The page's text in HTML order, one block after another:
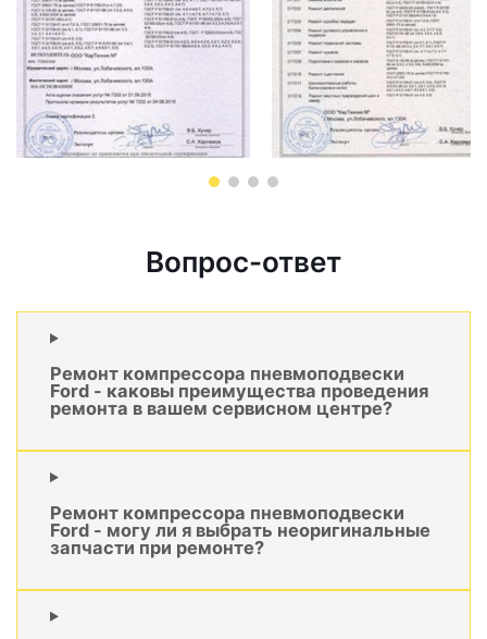
Вопрос-ответ
Ремонт компрессора пневмоподвески
Ford - каковы преимущества проведения
ремонта в вашем сервисном центре?
Ремонт компрессора пневмоподвески
Ford - могу ли я выбрать неоригинальные
запчасти при ремонте?